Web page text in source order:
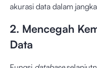
akurasi data dalam
2. Mencegah
Data